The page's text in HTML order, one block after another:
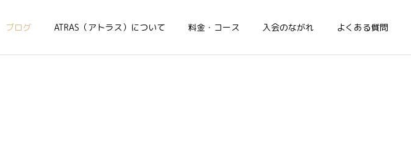
ブログ ATRAS（アトラス）について 料金・コース 入会のながれ よくある質問